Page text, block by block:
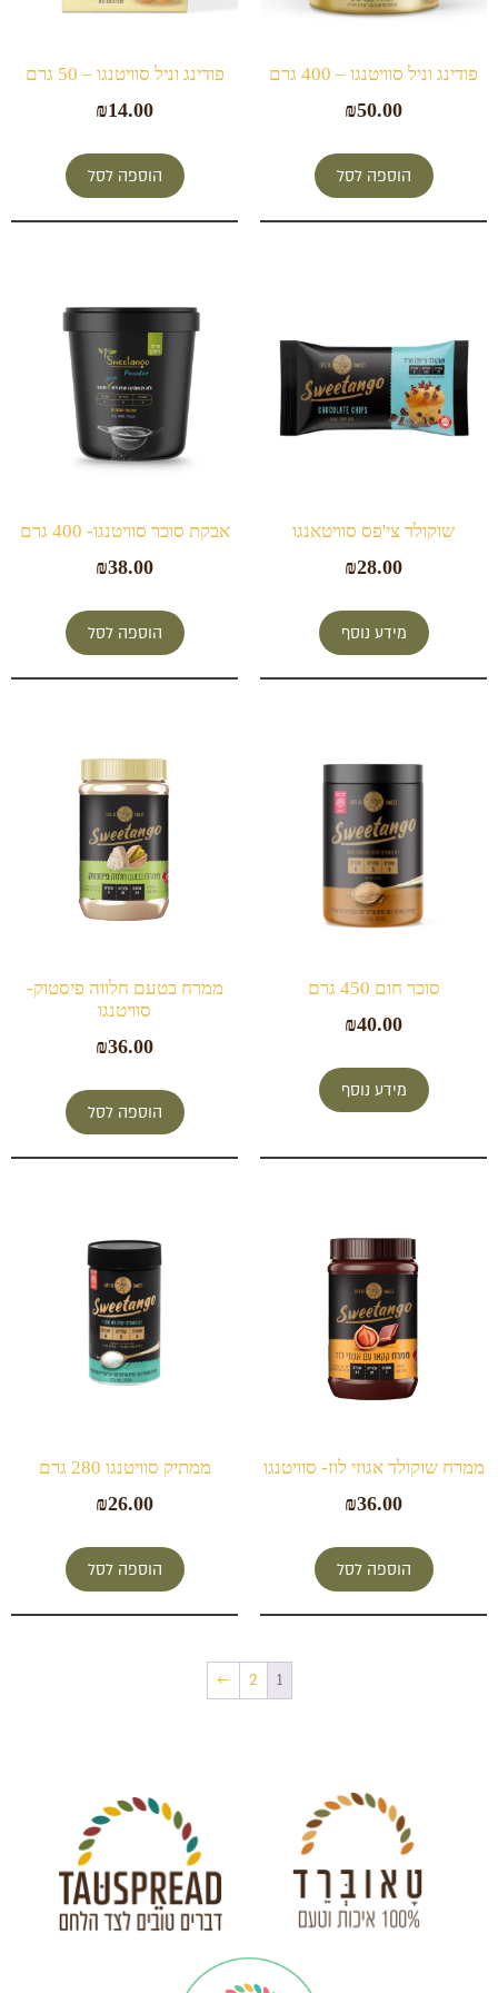
פודינג וניל סוויטנגו – 400 גרם
₪50.00
הוספה לסל
פודינג וניל סוויטנגו – 50 גרם
₪14.00
הוספה לסל
שוקולד צי'פס סוויטאנגו
₪28.00
מידע נוסף
אבקת סוכר סוויטנגו- 400 גרם
₪38.00
הוספה לסל
סוכר חום 450 גרם
₪40.00
מידע נוסף
ממרח בטעם חלווה פיסטוק-
סוויטנגו
₪36.00
הוספה לסל
ממרח שוקולד אגוזי לוז- סוויטנגו
₪36.00
הוספה לסל
ממתיק סוויטנגו 280 גרם
₪26.00
הוספה לסל
1
2
←